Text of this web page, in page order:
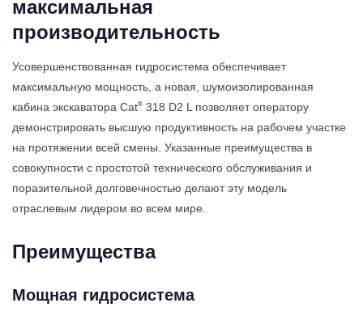
максимальная
производительность
Усовершенствованная гидросистема обеспечивает
максимальную мощность, а новая, шумоизолированная
кабина экскаватора Cat® 318 D2 L позволяет оператору
демонстрировать высшую продуктивность на рабочем участке
на протяжении всей смены. Указанные преимущества в
совокупности с простотой технического обслуживания и
поразительной долговечностью делают эту модель
отраслевым лидером во всем мире.
Преимущества
Мощная гидросистема